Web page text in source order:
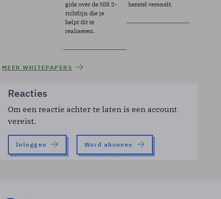
gids over de NIS 2-
richtlijn die je
helpt dit te
realiseren.
herstel versnelt.
MEER WHITEPAPERS
Reacties
Om een reactie achter te laten is een account
vereist.
Inloggen Word abonnee